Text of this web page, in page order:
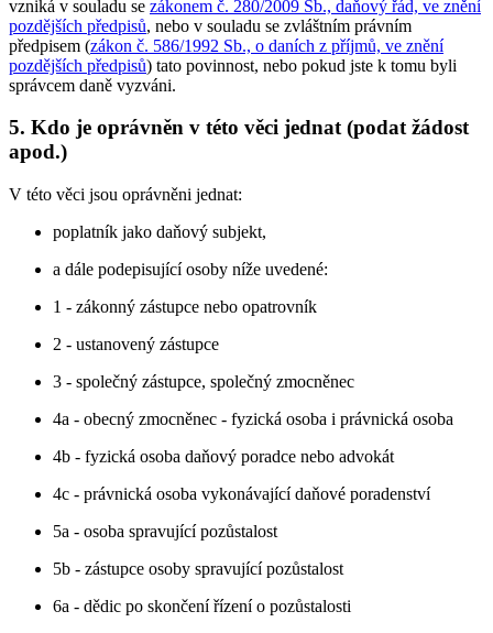
vzniká v souladu se zákonem č. 280/2009 Sb., daňový řád, ve znění
pozdějších předpisů, nebo v souladu se zvláštním právním
předpisem (zákon č. 586/1992 Sb., o daních z příjmů, ve znění
pozdějších předpisů) tato povinnost, nebo pokud jste k tomu byli
správcem daně vyzváni.
5. Kdo je oprávněn v této věci jednat (podat žádost
apod.)
V této věci jsou oprávněni jednat:
poplatník jako daňový subjekt,
a dále podepisující osoby níže uvedené:
1 - zákonný zástupce nebo opatrovník
2 - ustanovený zástupce
3 - společný zástupce, společný zmocněnec
4a - obecný zmocněnec - fyzická osoba i právnická osoba
4b - fyzická osoba daňový poradce nebo advokát
4c - právnická osoba vykonávající daňové poradenství
5a - osoba spravující pozůstalost
5b - zástupce osoby spravující pozůstalost
6a - dědic po skončení řízení o pozůstalosti